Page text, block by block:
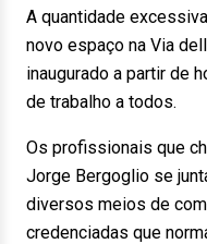
A quantidade
novo espaço na Via
inaugurado a partir de
de trabalho a todos.
Os profissionais que
Jorge Bergoglio se
diversos meios de
credenciadas que